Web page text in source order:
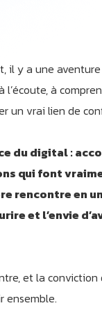
il y a une
à
un vrai lien de
du digital :
qui font
rencontre en
et l’envie
et la
ensemble.